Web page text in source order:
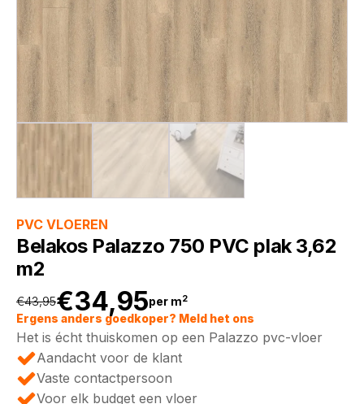
PVC VLOEREN
Belakos Palazzo 750 PVC plak 3,62
m2
€43,95
Oorspronkelijke
prijs
€34,95
Huidige
prijs
per m2
Ergens anders goedkoper? Meld het ons
Het is écht thuiskomen op een Palazzo pvc-vloer
Aandacht voor de klant
Vaste contactpersoon
Voor elk budget een vloer